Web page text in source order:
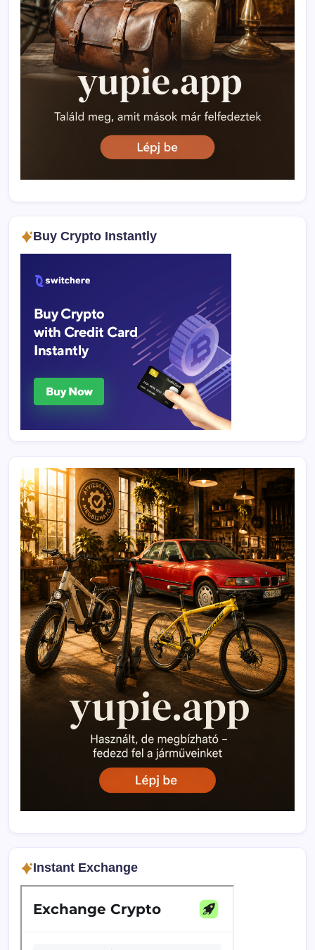
Buy Crypto Instantly
Instant Exchange